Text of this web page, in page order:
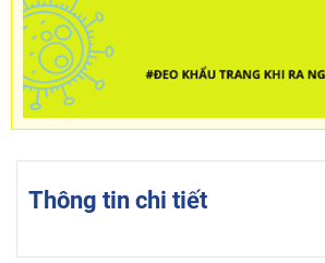
Thông tin chi tiết